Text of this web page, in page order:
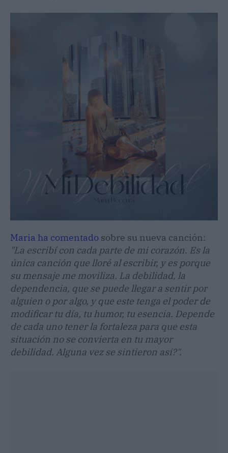
Maria ha comentado sobre su nueva canción:
"La escribí con cada parte de mi corazón. Es la
única canción que lloré al escribir, y es porque
su mensaje me moviliza. La debilidad, la
dependencia, que se puede llegar a sentir por
alguien o por algo, y que este tenga el poder de
modificar tu día, tu humor, tu esencia. Depende
de cada uno tener la fortaleza para que esta
situación no se convierta en tu mayor
debilidad. Alguna vez se sintieron así?".